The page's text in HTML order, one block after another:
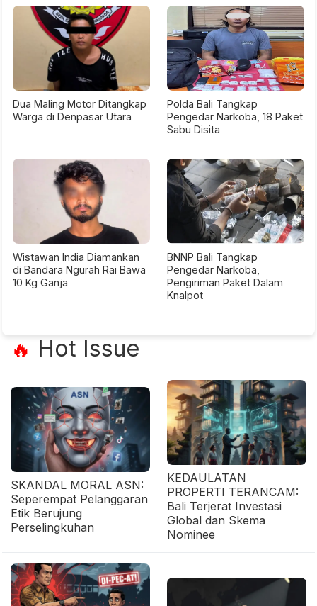
Dua Maling Motor Ditangkap
Warga di Denpasar Utara
Polda Bali Tangkap
Pengedar Narkoba, 18 Paket
Sabu Disita
Wistawan India Diamankan
di Bandara Ngurah Rai Bawa
10 Kg Ganja
BNNP Bali Tangkap
Pengedar Narkoba,
Pengiriman Paket Dalam
Knalpot
🔥 Hot Issue
SKANDAL MORAL ASN:
Seperempat Pelanggaran
Etik Berujung
Perselingkuhan
KEDAULATAN
PROPERTI TERANCAM:
Bali Terjerat Investasi
Global dan Skema
Nominee